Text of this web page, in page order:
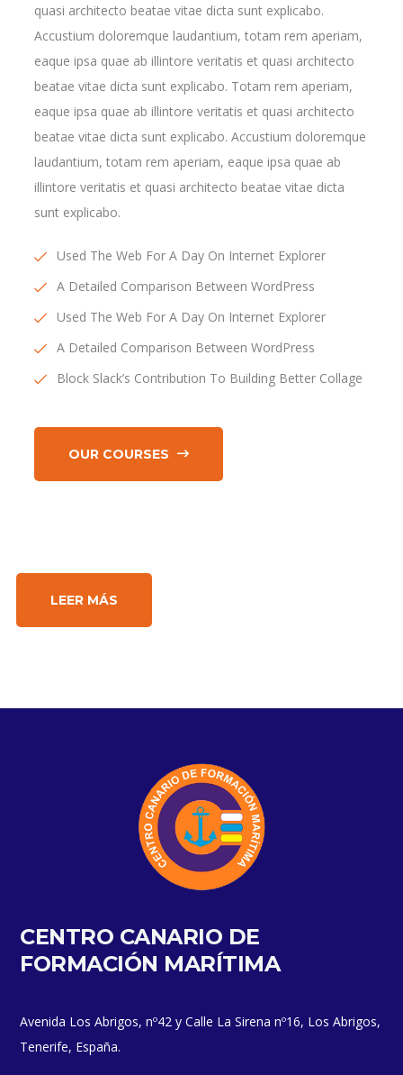
quasi architecto beatae vitae dicta sunt explicabo.
Accustium doloremque laudantium, totam rem aperiam,
eaque ipsa quae ab illintore veritatis et quasi architecto
beatae vitae dicta sunt explicabo. Totam rem aperiam,
eaque ipsa quae ab illintore veritatis et quasi architecto
beatae vitae dicta sunt explicabo. Accustium doloremque
laudantium, totam rem aperiam, eaque ipsa quae ab
illintore veritatis et quasi architecto beatae vitae dicta
sunt explicabo.
Used The Web For A Day On Internet Explorer
A Detailed Comparison Between WordPress
Used The Web For A Day On Internet Explorer
A Detailed Comparison Between WordPress
Block Slack’s Contribution To Building Better Collage
OUR COURSES
LEER MÁS
CENTRO CANARIO DE
FORMACIÓN MARÍTIMA
Avenida Los Abrigos, nº42 y Calle La Sirena nº16, Los Abrigos,
Tenerife, España.